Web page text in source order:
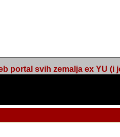
portal svih zemalja ex YU (i